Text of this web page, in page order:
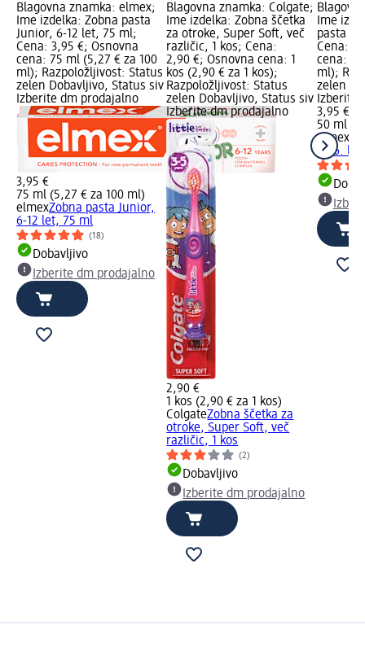
Blagovna znamka: elmex;
Ime izdelka: Zobna pasta
Junior, 6-12 let, 75 ml;
Cena: 3,95 €; Osnovna
cena: 75 ml (5,27 € za 100
ml); Razpoložljivost: Status
zelen Dobavljivo, Status siv
Izberite dm prodajalno
3,95 €
75 ml (5,27 € za 100 ml)
elmexZobna pasta Junior,
6-12 let, 75 ml
(18)
Dobavljivo
Izberite dm prodajalno
Blagovna znamka: Colgate;
Ime izdelka: Zobna ščetka
za otroke, Super Soft, več
različic, 1 kos; Cena:
2,90 €; Osnovna cena: 1
kos (2,90 € za 1 kos);
Razpoložljivost: Status
zelen Dobavljivo, Status siv
Izberite dm prodajalno
2,90 €
1 kos (2,90 € za 1 kos)
ColgateZobna ščetka za
otroke, Super Soft, več
različic, 1 kos
(2)
Dobavljivo
Izberite dm prodajalno
Ime
pasta
Cena:
cena:
ml);
zelen
Izberite
3,95 €
50 ml
elmex
do 6.